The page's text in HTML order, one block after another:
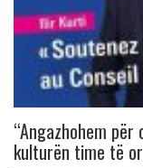
“Angazhohem
kulturën time të